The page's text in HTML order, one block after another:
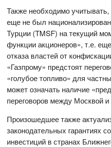
Также необходимо учитывать,
еще не был
Турции (TMSF) на текущий
функции акционеров», т.е.
отказа властей от
«Газпрому» предстоят
«голубое топливо» для
может означать наличие
переговоров между Москвой и
Произошедшее также
законодательных гарантиях
инвестиций в странах